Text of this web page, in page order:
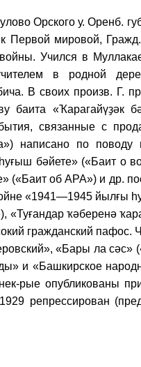
Орского у. Оренб.
Первой мировой, Гражд.
Учился в
в родной
В своих произв. Г.
баита «Ҡарагайүҙәк
связанные с
написано по поводу
бәйете» («Баит о
(«Баит об АРА») и др.
«1941—1945 йылғы
ҡәберенә
гражданский пафос.
«Бары ла сәс»
и «Башкирское
рые опубликованы
репрессирован